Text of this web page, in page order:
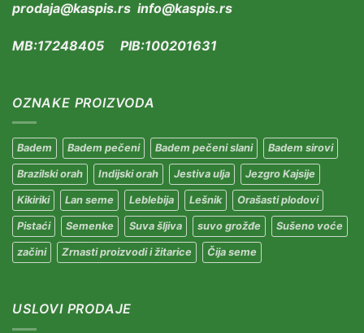
prodaja@kaspis.rs info@kaspis.rs
MB:17248405 PIB:100201631
OZNAKE PROIZVODA
Badem Badem pečeni Badem pečeni slani Badem sirovi
Brazilski orah Indijski orah Jestiva ulja Jezgro Kajsije
Kikiriki Lan seme Leblebija Lešnik Orašasti plodovi
Pistaći Semenke Suva šljiva suvo grožđe Sušeno voće
začini Zrnasti proizvodi i žitarice Čija seme
USLOVI PRODAJE